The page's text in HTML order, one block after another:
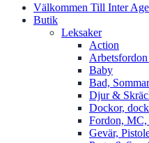
Välkommen Till Inter
Butik
Leksaker
Action
Baby
Bad,
Djur &
Dockor,
Fordon,
Gevär,